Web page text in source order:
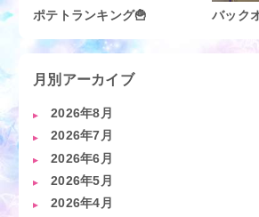
ポテトランキング🍟 バック
月別アーカイブ
2026年8月
2026年7月
2026年6月
2026年5月
2026年4月